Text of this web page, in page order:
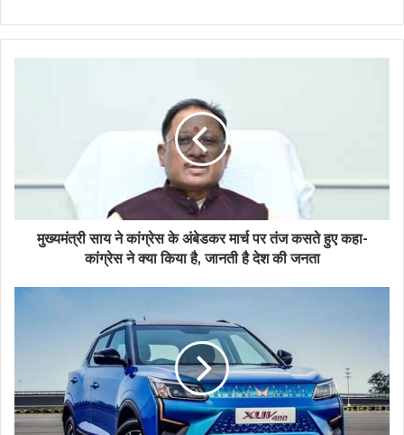
मुख्यमंत्री साय ने कांग्रेस के अंबेडकर मार्च पर तंज कसते हुए कहा-
कांग्रेस ने क्या किया है, जानती है देश की जनता